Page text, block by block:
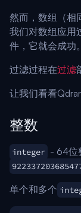
然而，数组（相
我们对数组应用
件，它就会成功。
过滤过程在过滤
让我们看看
整数
integer - 64位
单个和多个